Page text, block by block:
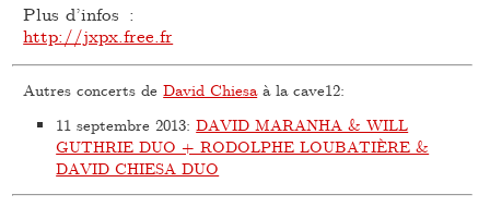
Plus d’infos :
http://jxpx.free.fr
Autres concerts deDavid Chiesaà la cave12:
11 septembre 2013:DAVID MARANHA & WILL
GUTHRIE DUO + RODOLPHE LOUBATIÈRE &
DAVID CHIESA DUO